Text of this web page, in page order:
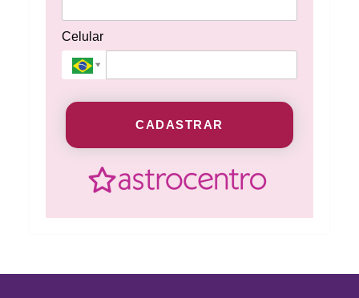
Celular
CADASTRAR